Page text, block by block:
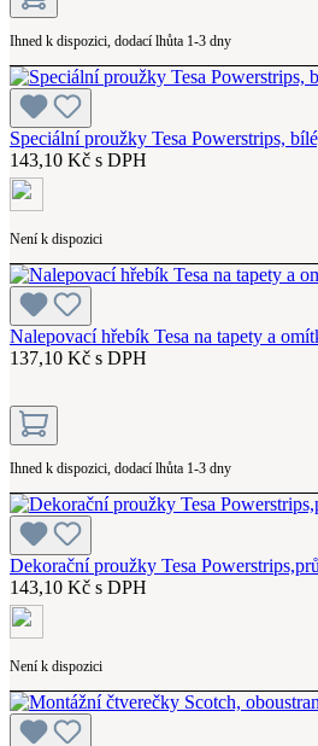
Ihned k dispozici, dodací lhůta 1-3 dny
Speciální proužky Tesa Powerstrips,
143,10 Kč s DPH
Není k dispozici
Nalepovací hřebík Tesa na tapety a
137,10 Kč s DPH
Ihned k dispozici, dodací lhůta 1-3 dny
Dekorační proužky Tesa
143,10 Kč s DPH
Není k dispozici